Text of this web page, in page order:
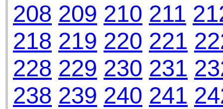
208 209 210 211
218 219 220 221
228 229 230 231
238 239 240 241